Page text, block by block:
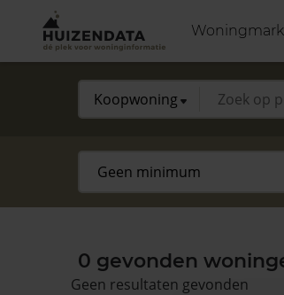
0 gevonden
Geen resultaten gevonden